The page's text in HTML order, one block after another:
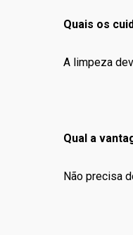
Quais os
A limpeza
Qual a
Não precisa